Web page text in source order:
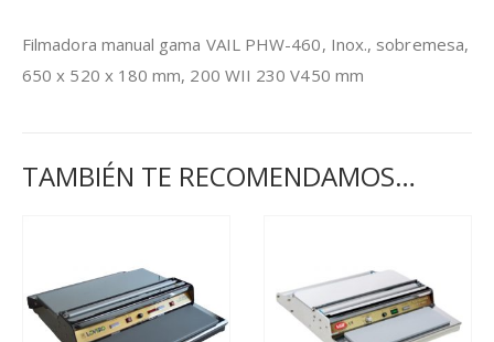
Filmadora manual gama VAIL PHW-460, Inox., sobremesa,
650 x 520 x 180 mm, 200 WII 230 V450 mm
TAMBIÉN TE RECOMENDAMOS…